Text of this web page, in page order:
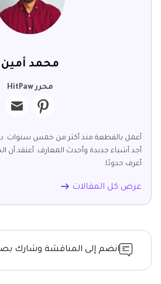
محمد أمين
محرر HitPaw
أعمل بالقطعة منذ أكثر من خمس سنوات.
أجد أشياء جديدة وأحدث المعارف. أعتقد أن
أعرف حدودًا.
عرض كل المقالات
انضم إلى المناقشة وشارك